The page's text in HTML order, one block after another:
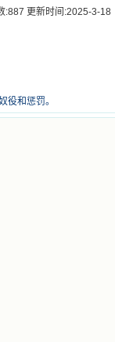
:887 更新时间:2025-3-18
役和惩罚。